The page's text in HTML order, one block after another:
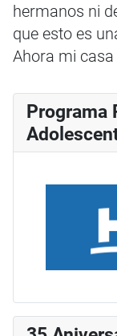
Programa
hermanos ni
que esto es
Ahora mi